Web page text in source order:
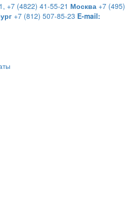
+7 (4822) 41-55-21 Москва +7 (495)
+7 (812) 507-85-23 E-mail: